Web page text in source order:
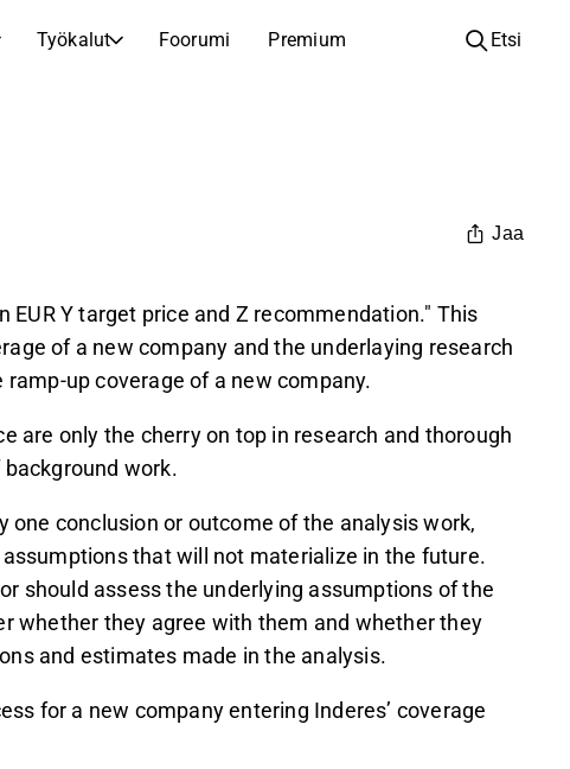
Työkalut Foorumi Premium
Listautumiset
Yhtiökokouskutsut
Salkunhaltijat
Esitä kysymyksiä ja saa tekoälypohjaisia sijoitusnäkemyksiä
Etsi
Jaa
Y target price and Z recommendation." This
of a new company and the underlaying research
up coverage of a new company.
are only the cherry on top in research and thorough
work.
conclusion or outcome of the analysis work,
that will not materialize in the future.
should assess the underlying assumptions of the
whether they agree with them and whether they
and estimates made in the analysis.
for a new company entering Inderes’ coverage